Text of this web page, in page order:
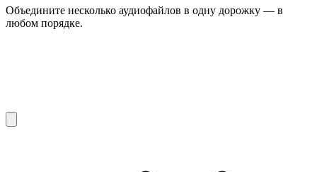
Объедините несколько аудиофайлов в одну дорожку — в
любом порядке.